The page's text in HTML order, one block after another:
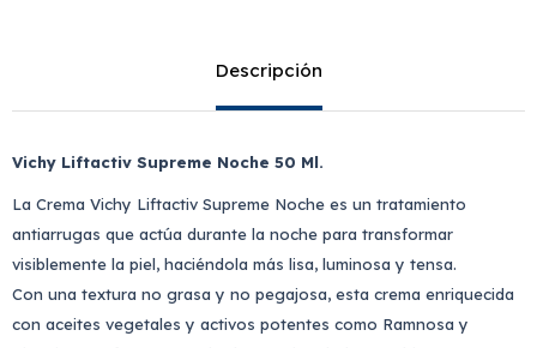
Descripción
Vichy Liftactiv Supreme Noche 50 Ml.
La Crema Vichy Liftactiv Supreme Noche es un tratamiento
antiarrugas que actúa durante la noche para transformar
visiblemente la piel, haciéndola más lisa, luminosa y tensa.
Con una textura no grasa y no pegajosa, esta crema enriquecida
con aceites vegetales y activos potentes como Ramnosa y